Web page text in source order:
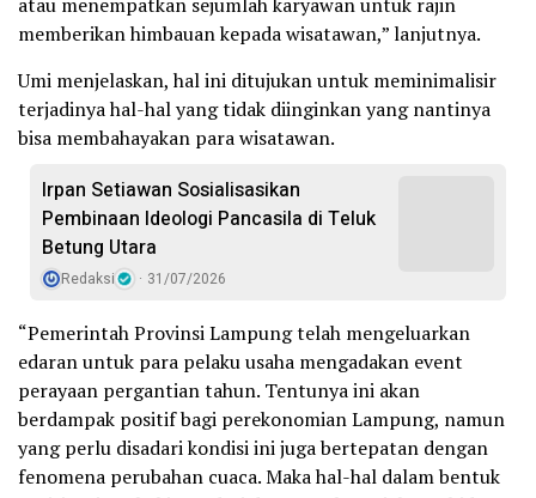
memberikan himbauan kepada wisatawan,” lanjutnya.
Umi menjelaskan, hal ini ditujukan untuk meminimalisir
terjadinya hal-hal yang tidak diinginkan yang nantinya
bisa membahayakan para wisatawan.
Irpan Setiawan Sosialisasikan
Pembinaan Ideologi Pancasila di Teluk
Betung Utara
Redaksi 31/07/2026
“Pemerintah Provinsi Lampung telah mengeluarkan
edaran untuk para pelaku usaha mengadakan event
perayaan pergantian tahun. Tentunya ini akan
berdampak positif bagi perekonomian Lampung, namun
yang perlu disadari kondisi ini juga bertepatan dengan
fenomena perubahan cuaca. Maka hal-hal dalam bentuk